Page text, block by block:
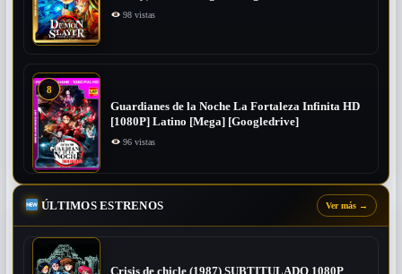
98 vistas
8
Guardianes de la Noche La Fortaleza Infinita HD
[1080P] Latino [Mega] [Googledrive]
96 vistas
ÚLTIMOS ESTRENOS Ver más →
Crisis de chicle (1987) SUBTITULADO 1080P